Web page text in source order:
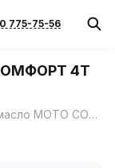
775-75-56
КОМФОРТ 4Т
Всесезонное синтетическое моторное масло MOTO CORE КОМФОРТ 4Т 10W‑50 (артикул 9342) разработано специально для четырёхтактных бензиновых двигателей мотоциклов.